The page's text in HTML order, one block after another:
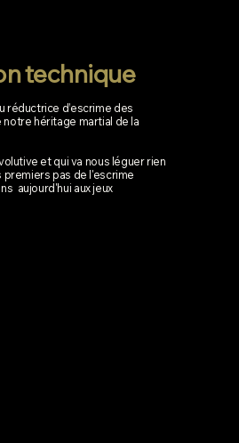
technique
réductrice d’escrime des
héritage martial de la
et qui va nous léguer rien
pas de l'escrime
aujourd'hui aux jeux